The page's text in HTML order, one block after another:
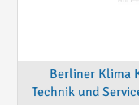
Berliner Klima
Technik und